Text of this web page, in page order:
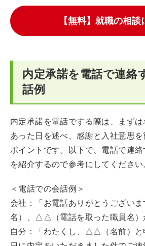
【無料】就職の相談
内定承諾を電話で連絡
話例
内定承諾を電話でする際は、まず
あった日を述べ、感謝と入社意思
ポイントです。以下で、電話で連
を紹介するので参考にしてください
＜電話での会話例＞
会社：「お電話ありがとうござい
名）、△△（電話を取った職員名）
自分：「わたくし、△△（名前）